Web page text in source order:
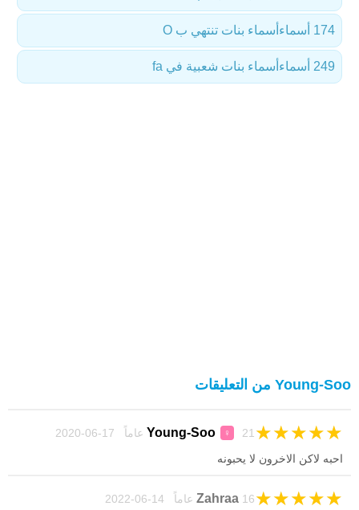
أسماء بنات تنتهي ب O 174 أسماء
أسماء بنات شعبية في fa 249 أسماء
Young-Soo من التعليقات
Young-Soo ♀ 21 عاماً 17-06-2020 ★
★
★
★
★
احبه لاكن الاخرون لا يحبونه
Zahraa 16 عاماً 14-06-2022 ★
★
★
★
★